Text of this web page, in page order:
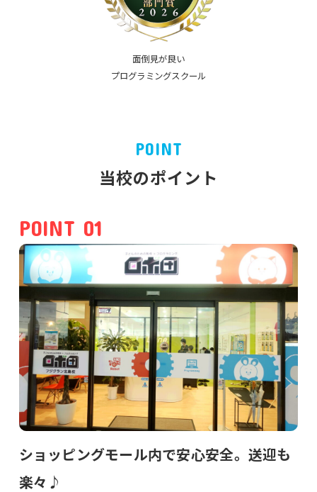
面倒見が良い
プログラミングスクール
POINT
当校のポイント
POINT 01
ショッピングモール内で安心安全。送迎も
楽々♪